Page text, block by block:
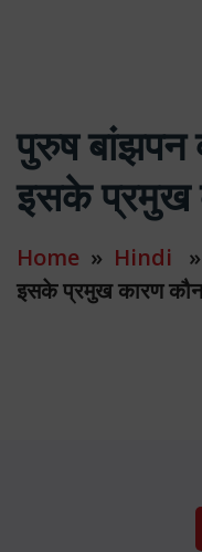
पुरुष बांझपन
इसके प्रमुख
Home » Hindi
इसके प्रमुख कारण